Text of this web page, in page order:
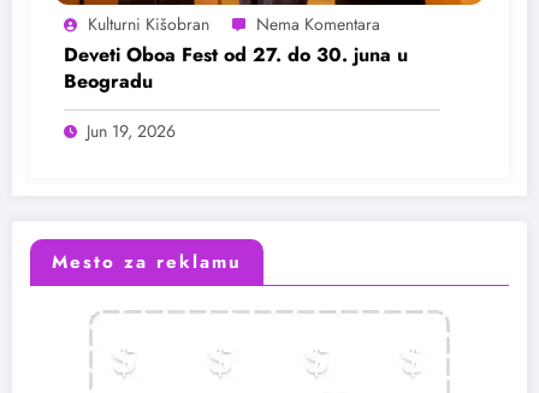
Kulturni Kišobran
Deveti Oboa Fest od 27. do 30. juna u
Beogradu
Jun 19, 2026
Mesto za reklamu